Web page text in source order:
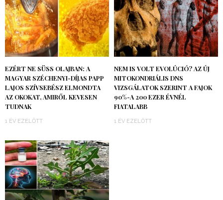
EZÉRT NE SÜSS OLAJBAN: A
MAGYAR SZÉCHENYI-DÍJAS PAPP
LAJOS SZÍVSEBÉSZ ELMONDTA
AZ OKOKAT, AMIRŐL KEVESEN
TUDNAK
1 ÉV EZELŐTT
NEM IS VOLT EVOLÚCIÓ? AZ ÚJ
MITOKONDRIÁLIS DNS
VIZSGÁLATOK SZERINT A FAJOK
90%-A 200 EZER ÉVNÉL
FIATALABB
1 ÉV EZELŐTT